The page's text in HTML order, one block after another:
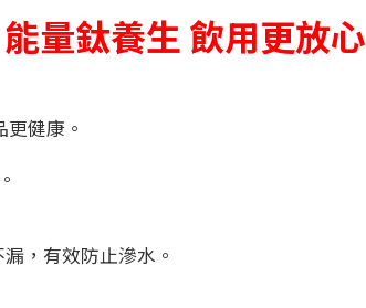
能量鈦養生 飲用更放心
健康。
，有效防止滲水。